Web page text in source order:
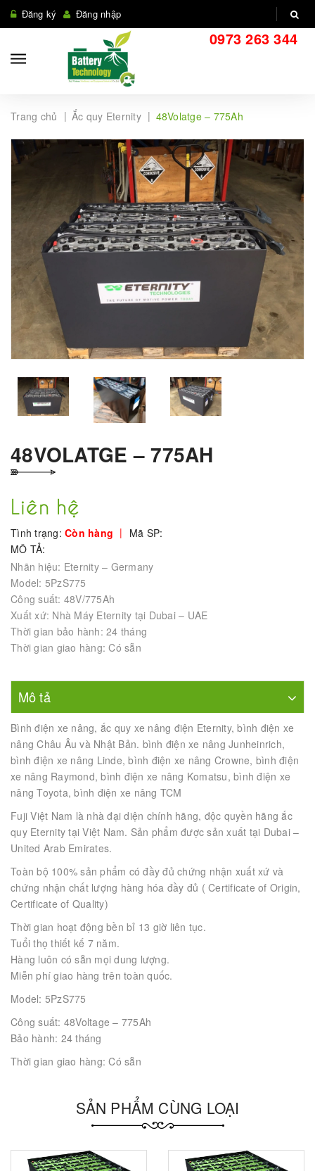
Đăng ký Đăng nhập
0973 263 344
Trang chủ | Ắc quy Eternity | 48Volatge – 775Ah
48VOLATGE – 775AH
Liên hệ
Tình trạng: Còn hàng | Mã SP:
MÔ TẢ:
Nhãn hiệu: Eternity – Germany
Model: 5PzS775
Công suất: 48V/775Ah
Xuất xứ: Nhà Máy Eternity tại Dubai – UAE
Thời gian bảo hành: 24 tháng
Thời gian giao hàng: Có sẵn
Mô tả
Bình điện xe nâng, ắc quy xe nâng điện Eternity, bình điện xe
nâng Châu Âu và Nhật Bản. bình điện xe nâng Junheinrich,
bình điện xe nâng Linde, bình điện xe nâng Crowne, bình điện
xe nâng Raymond, bình điện xe nâng Komatsu, bình điện xe
nâng Toyota, bình điện xe nâng TCM
Fuji Việt Nam là nhà đại diện chính hãng, độc quyền hãng ắc
quy Eternity tại Việt Nam. Sản phẩm được sản xuất tại Dubai –
United Arab Emirates.
Toàn bộ 100% sản phẩm có đầy đủ chứng nhận xuất xứ và
chứng nhận chất lượng hàng hóa đầy đủ ( Certificate of Origin,
Certificate of Quality)
Thời gian hoạt động bền bỉ 13 giờ liên tục.
Tuổi thọ thiết kế 7 năm.
Hàng luôn có sẵn mọi dung lượng.
Miễn phí giao hàng trên toàn quốc.
Model: 5PzS775
Công suất: 48Voltage – 775Ah
Bảo hành: 24 tháng
Thời gian giao hàng: Có sẵn
SẢN PHẨM CÙNG LOẠI